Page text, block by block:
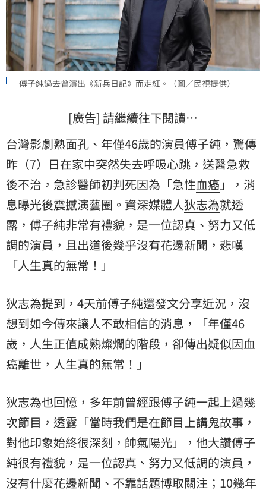
傅子純過去曾演出《新兵日記》而走紅。（圖／民視提供）
[廣告] 請繼續往下閱讀…
台灣影劇熟面孔、年僅46歲的演員傅子純 ，驚傳
昨（7）日在家中突然失去呼吸心跳，送醫急救
後不治，急診醫師初判死因為「急性血癌」，消
息曝光後震撼演藝圈。資深媒體人狄志為就透
露，傅子純非常有禮貌，是一位認真、努力又低
調的演員，且出道後幾乎沒有花邊新聞，悲嘆
「人生真的無常！」
狄志為提到，4天前傅子純還發文分享近況，沒
想到如今傳來讓人不敢相信的消息，「年僅46
歲，人生正值成熟燦爛的階段，卻傳出疑似因血
癌離世，人生真的無常！」
狄志為也回憶，多年前曾經跟傅子純一起上過幾
次節目，透露「當時我們是在節目上講鬼故事，
對他印象始終很深刻，帥氣陽光」，他大讚傅子
純很有禮貌，是一位認真、努力又低調的演員，
沒有什麼花邊新聞、不靠話題博取關注；10幾年